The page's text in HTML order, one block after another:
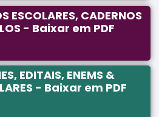
ESCOLARES, CADERNOS
- Baixar em PDF
EDITAIS, ENEMS &
- Baixar em PDF